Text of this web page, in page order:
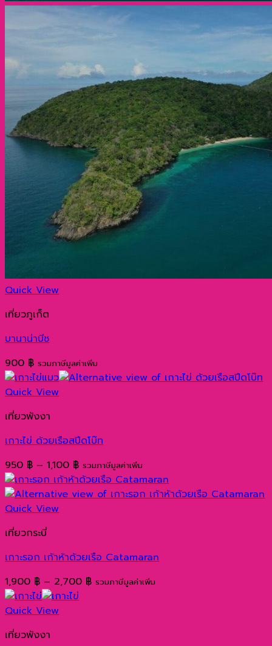
Quick View
เที่ยวภูเก็ต
บานาน่าบีช
900 ฿ รวมภาษีมูลค่าเพิ่ม
Quick View
เที่ยวพังงา
เกาะไข่ ด้วยเรือสปีดโบ๊ท
950 ฿ – 1,100 ฿Price
range:
950 ฿
รวมภาษีมูลค่าเพิ่ม
Quick View
เที่ยวกระบี่
เกาะรอก เก้าห้าด้วยเรือ Catamaran
1,900 ฿ – 2,700 ฿Price
รวมภาษีมูลค่าเพิ่ม
Quick View
เที่ยวพังงา